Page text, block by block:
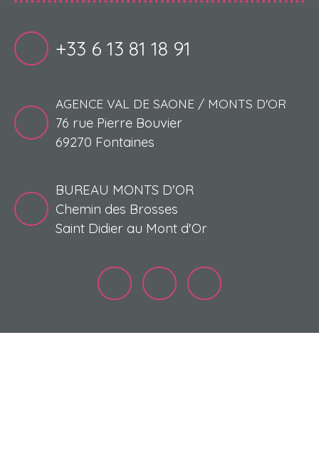
+33 6 13 81 18 91
AGENCE VAL DE SAONE / MONTS D'OR
76 rue Pierre Bouvier
69270 Fontaines
BUREAU MONTS D'OR
Chemin des Brosses
Saint Didier au Mont d'Or